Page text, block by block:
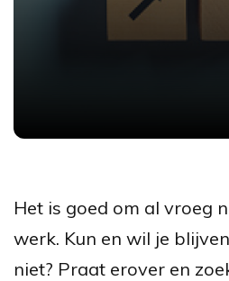
Het is goed om al vroeg
werk. Kun en wil je
niet? Praat erover en